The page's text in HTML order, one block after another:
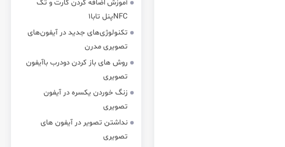
آموزش اضافه کردن کارت و تگ
NFCپنل تابا1
تکنولوژی‌های جدید در آیفون‌های
تصویری مدرن
روش های باز کردن دودرب باآیفون
تصویری
زنگ خوردن یکسره در آیفون
تصویری
نداشتن تصویر در آیفون های
تصویری